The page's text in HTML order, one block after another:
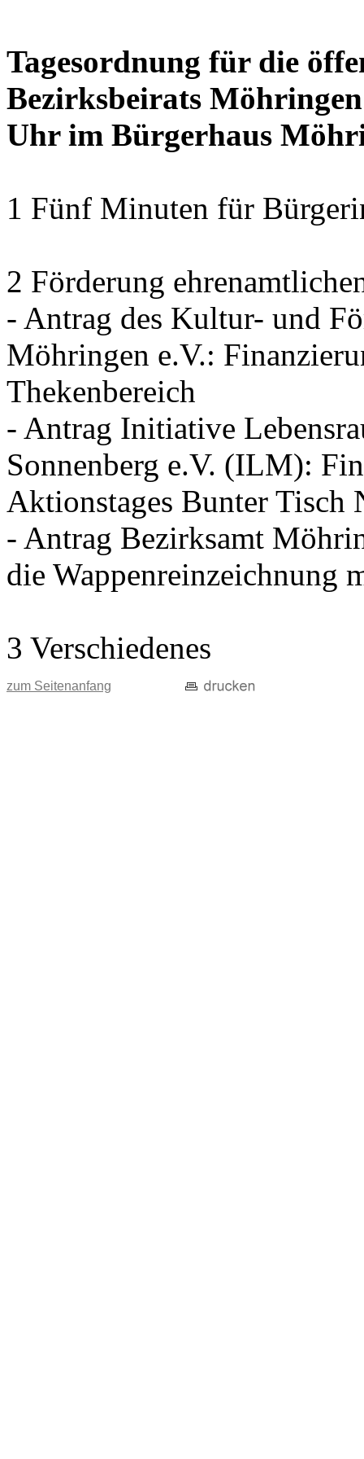
Tagesordnung für die
Bezirksbeirats
Uhr im Bürgerhaus
1 Fünf Minuten für
2 Förderung
- Antrag des Kultur- und
Möhringen e.V.:
Thekenbereich
- Antrag Initiative
Sonnenberg e.V. (ILM):
Aktionstages Bunter Tisch
- Antrag Bezirksamt
die Wappenreinzeichnung
3 Verschiedenes
zum Seitenanfang